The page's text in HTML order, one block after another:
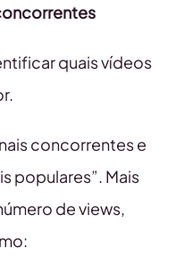
quais vídeos
concorrentes e
populares”. Mais
de views,